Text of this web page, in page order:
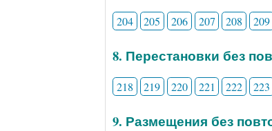
204 205 206 207 208 209
8. Перестановки без
218 219 220 221 222 223
9. Размещения без